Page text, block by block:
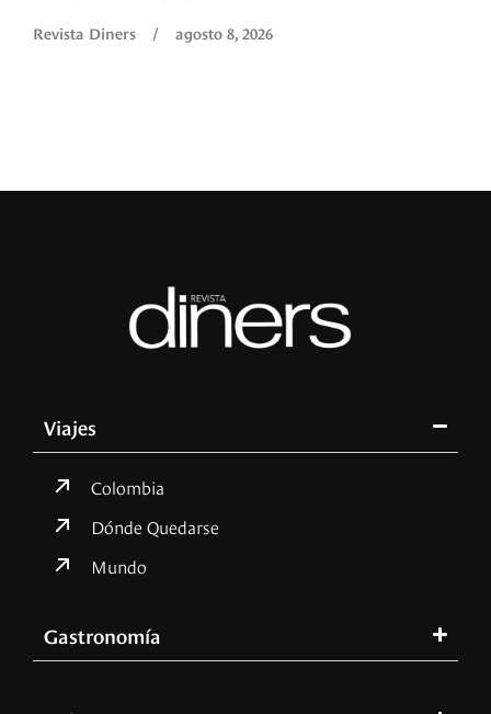
Revista Diners / agosto 8, 2026
Viajes
Colombia
Dónde Quedarse
Mundo
Gastronomía